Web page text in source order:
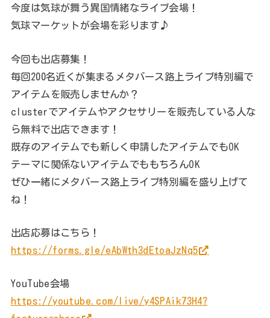
今度は気球が舞う異国情緒なライブ会場！
気球マーケットが会場を彩ります♪
今回も出店募集！
毎回200名近くが集まるメタバース路上ライブ特別編で
アイテムを販売しませんか？
clusterでアイテムやアクセサリーを販売している人な
ら無料で出店できます！
既存のアイテムでも新しく申請したアイテムでもOK
テーマに関係ないアイテムでももちろんOK
ぜひ一緒にメタバース路上ライブ特別編を盛り上げて
ね！
出店応募はこちら！
https://forms.gle/eAbWth3dEtoaJzNq5
YouTube会場
https://youtube.com/live/y4SPAik73H4?